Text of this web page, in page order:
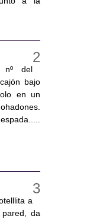
nº del
bajo
en un
a
da